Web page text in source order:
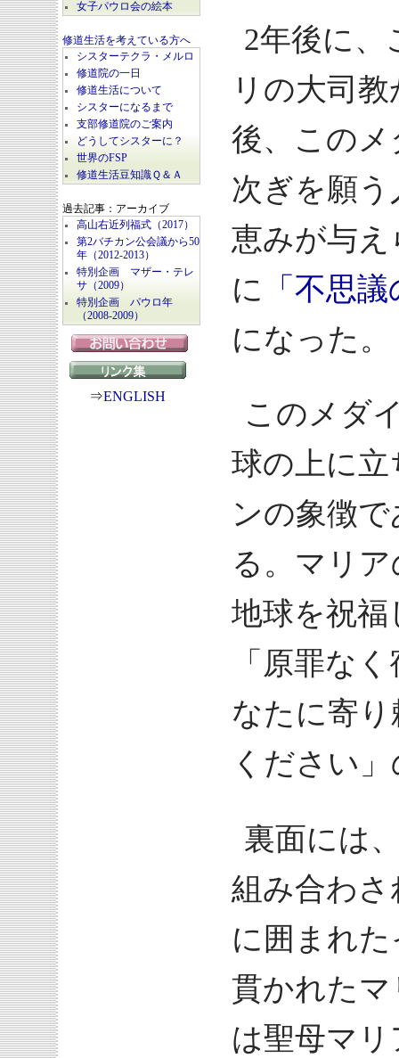
女子パウロ会の絵本
修道生活を考えている方へ
シスターテクラ・メルロ
修道院の一日
修道生活について
シスターになるまで
支部修道院のご案内
どうしてシスターに？
世界のFSP
修道生活豆知識Ｑ＆Ａ
過去記事：アーカイブ
高山右近列福式（2017）
第2バチカン公会議から50
年（2012-2013）
特別企画 マザー・テレ
サ（2009）
特別企画 パウロ年
（2008-2009）
⇒ENGLISH
2年後に、
リの大司
後、この
次ぎを願
恵みが与
に
「不思
になった。
このメダ
球の上に
ンの象徴
る。マリ
地球を祝
「原罪な
なたに寄
ください
裏面には
組み合わ
に囲まれ
貫かれた
は聖母マ